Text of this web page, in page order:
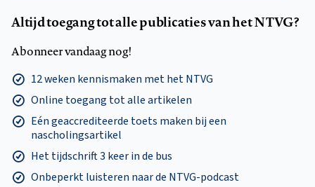
Altijd toegang tot alle publicaties van het NTVG?
Abonneer vandaag nog!
12 weken kennismaken met het NTVG
Online toegang tot alle artikelen
Eén geaccrediteerde toets maken bij een
nascholingsartikel
Het tijdschrift 3 keer in de bus
Onbeperkt luisteren naar de NTVG-podcast